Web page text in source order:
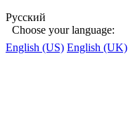
Русский
Choose your language:
English (US) English (UK)